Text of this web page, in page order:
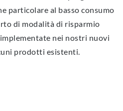
particolare al basso consumo
di modalità di risparmio
nei nostri nuovi
prodotti esistenti.